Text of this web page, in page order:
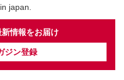
japan.
情報をお届け
ジン登録